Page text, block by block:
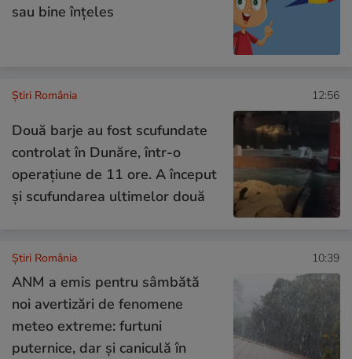
sau bine înțeles
Știri România 12:56
Două barje au fost scufundate
controlat în Dunăre, într-o
operațiune de 11 ore. A început
și scufundarea ultimelor două
Știri România 10:39
ANM a emis pentru sâmbătă
noi avertizări de fenomene
meteo extreme: furtuni
puternice, dar și caniculă în